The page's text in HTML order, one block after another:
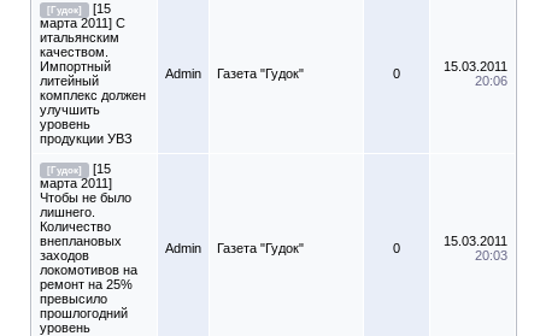
[Гудок]
[15
марта 2011] С
итальянским
качеством.
Импортный
литейный
комплекс должен
улучшить
уровень
продукции УВЗ
Admin Газета "Гудок" 0
15.03.2011
20:06
[Гудок]
[15
марта 2011]
Чтобы не было
лишнего.
Количество
внеплановых
заходов
локомотивов на
ремонт на 25%
превысило
прошлогодний
уровень
Admin Газета "Гудок" 0
15.03.2011
20:03